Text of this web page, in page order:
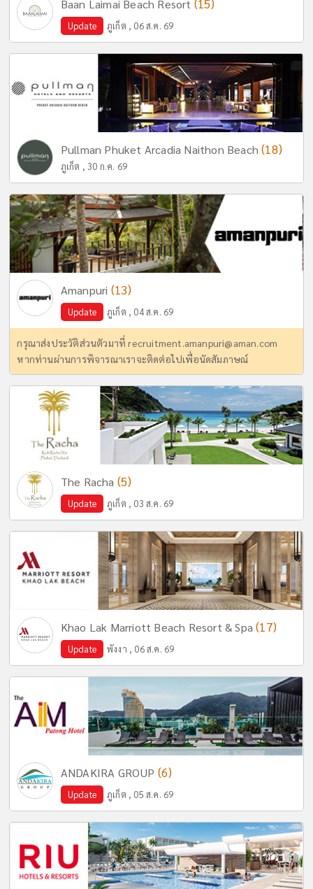
Baan Laimai Beach Resort (15)
Update ภูเก็ต , 06 ส.ค. 69
Pullman Phuket Arcadia Naithon Beach(18)
ภูเก็ต , 30 ก.ค. 69
Amanpuri (13)
Update ภูเก็ต , 04 ส.ค. 69
กรุณาส่งประวัติส่วนตัวมาที่recruitment.amanpuri@aman.com
หากท่านผ่านการพิจารณาเราจะติดต่อไปเพื่อนัดสัมภาษณ์
The Racha (5)
Update ภูเก็ต , 03 ส.ค. 69
Khao Lak Marriott Beach Resort & Spa(17)
Update พังงา , 06 ส.ค. 69
ANDAKIRA GROUP (6)
Update ภูเก็ต , 05 ส.ค. 69